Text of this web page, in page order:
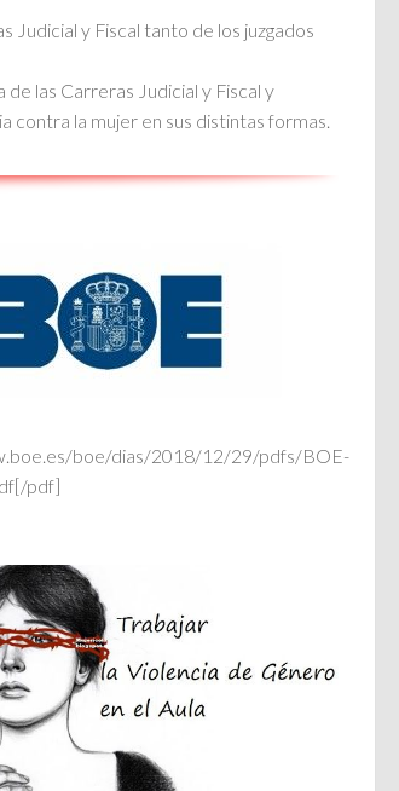
Judicial y Fiscal tanto de los juzgados
las Carreras Judicial y Fiscal y
contra la mujer en sus distintas formas.
boe/dias/2018/12/29/pdfs/BOE-
pdf]